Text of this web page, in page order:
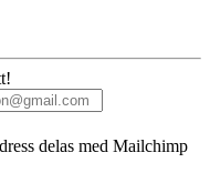
delas med Mailchimp